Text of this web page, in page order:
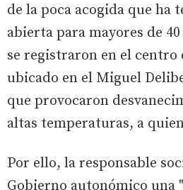
de la poca acogida que ha
abierta para mayores de
se registraron en el centro
ubicado en el Miguel
que provocaron
altas temperaturas, a
Por ello, la responsable
Gobierno autonómico una